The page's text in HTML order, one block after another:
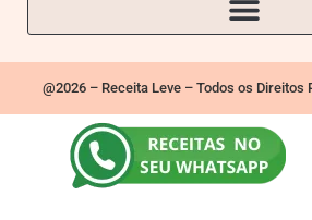
@2026 – Receita Leve – Todos os Direitos